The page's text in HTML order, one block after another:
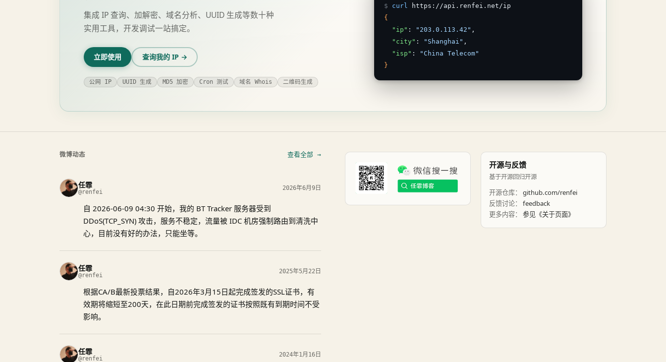
集成 IP 查询、加解密、域名分析、UUID 生成等数十种
实用工具，开发调试一站搞定。
立即使用 查询我的 IP →
公网 IP UUID 生成 MD5 加密 Cron 测试 域名 Whois 二维码生成
$ curl
{
"ip" : "203.0.113.42" ,
"city" : "Shanghai" ,
"isp" :
"China Telecom"
}
微博动态 查看全部 →
任霏
@renfei
2026年6月9日
自 2026-06-09 04:30 开始，我的 BT Tracker 服务器受到
DDoS(TCP_SYN) 攻击，服务不稳定，流量被 IDC 机房强制路由到清洗中
心，目前没有好的办法，只能坐等。
任霏
@renfei
2025年5月22日
根据CA/B最新投票结果，自2026年3月15日起完成签发的SSL证书，有
效期将缩短至200天，在此日期前完成签发的证书按照既有到期时间不受
影响。
任霏
@renfei
2024年1月16日
开源与反馈
基于开源回归开源
开源仓库：
github.com/renfei
反馈讨论：
feedback
更多内容：
参见《关于页面》